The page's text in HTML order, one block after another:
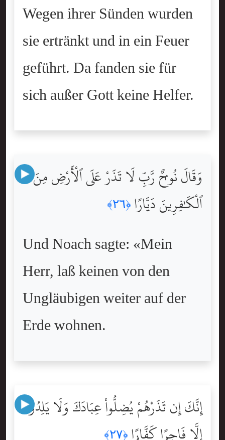
Wegen ihrer Sünden wurden
sie ertränkt und in ein Feuer
geführt. Da fanden sie für
sich außer Gott keine Helfer.
وَقَالَ نُوحٌۭ رَّبِّ لَا تَذَرْ عَلَى ٱلْأَرْضِ مِنَ
ٱلْكَٰفِرِينَ دَيَّارًا ﴿٢٦﴾
Und Noach sagte: «Mein
Herr, laß keinen von den
Ungläubigen weiter auf der
Erde wohnen.
إِنَّكَ إِن تَذَرْهُمْ يُضِلُّواْ عِبَادَكَ وَلَا يَلِدُوٓاْ
إِلَّا فَاجِرًۭا كَفَّارًۭا ﴿٢٧﴾